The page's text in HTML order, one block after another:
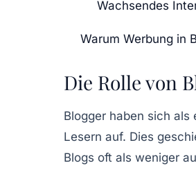
Wachsendes
Warum Werbung in
Die Rolle von
Blogger haben sich
Lesern auf. Dies
Blogs oft als weniger